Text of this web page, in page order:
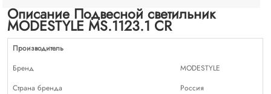
Описание Подвесной светильник
MODESTYLE MS.1123.1 CR
Производитель
Бренд
MODESTYLE
Страна бренда
Россия